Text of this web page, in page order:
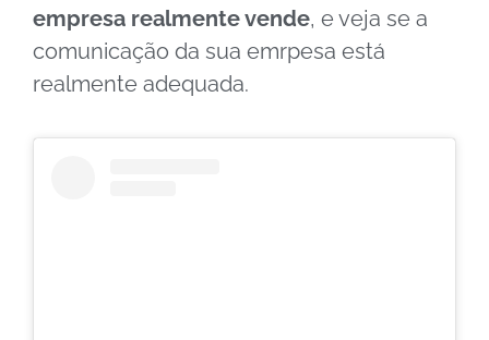
empresa realmente vende, e veja se a
comunicação da sua emrpesa está
realmente adequada.